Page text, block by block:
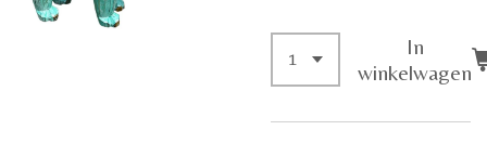
In
winkelwagen